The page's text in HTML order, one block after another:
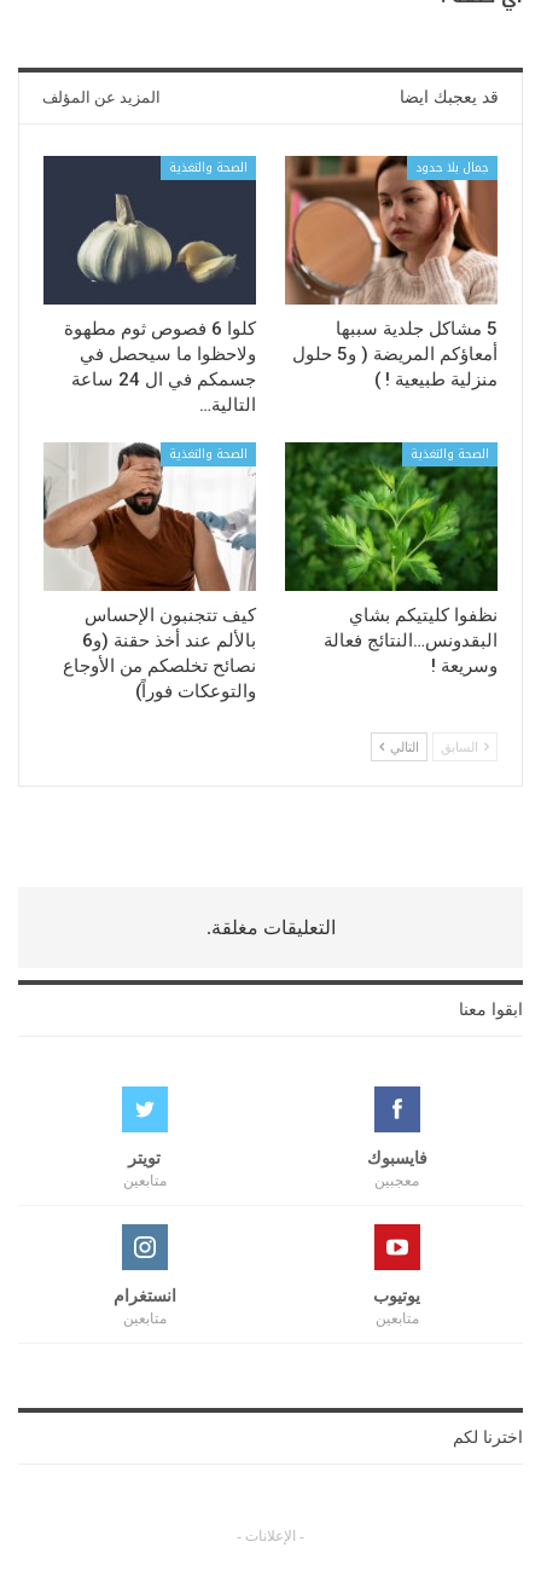
قد يعجبك ايضا المزيد عن المؤلف
جمال بلا حدود
5 مشاكل جلدية سببها
أمعاؤكم المريضة ( و5 حلول
منزلية طبيعية ! )
الصحة والتغذية
كلوا 6 فصوص ثوم مطهوة
ولاحظوا ما سيحصل في
جسمكم في ال 24 ساعة
التالية…
الصحة والتغذية
نظفوا كليتيكم بشاي
البقدونس…النتائج فعالة
وسريعة !
الصحة والتغذية
كيف تتجنبون الإحساس
بالألم عند أخذ حقنة (و6
نصائح تخلصكم من الأوجاع
والتوعكات فوراً)
السابق التالي
التعليقات مغلقة.
ابقوا معنا
فايسبوك
معجبين
تويتر
متابعين
يوتيوب
متابعين
انستغرام
متابعين
اخترنا لكم
- الإعلانات -